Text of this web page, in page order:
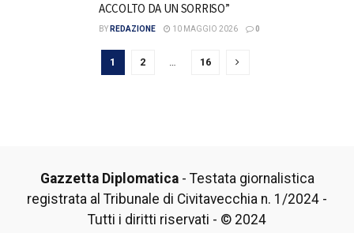
ACCOLTO DA UN SORRISO”
BY REDAZIONE 10 MAGGIO 2026 0
1 2 … 16
Gazzetta Diplomatica- Testata giornalistica
registrata al Tribunale di Civitavecchia n. 1/2024 -
Tutti i diritti riservati - © 2024